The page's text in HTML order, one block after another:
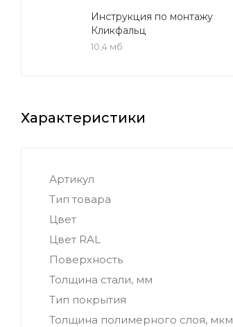
Инструкция по монтажу
Кликфальц
10,4 мб
Характеристики
Артикул
Тип товара
Цвет
Цвет RAL
Поверхность
Толщина стали, мм
Тип покрытия
Толщина полимерного слоя, мкм